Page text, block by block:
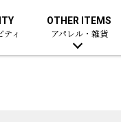
ティ
OTHER ITEMS
アパレル・雑貨